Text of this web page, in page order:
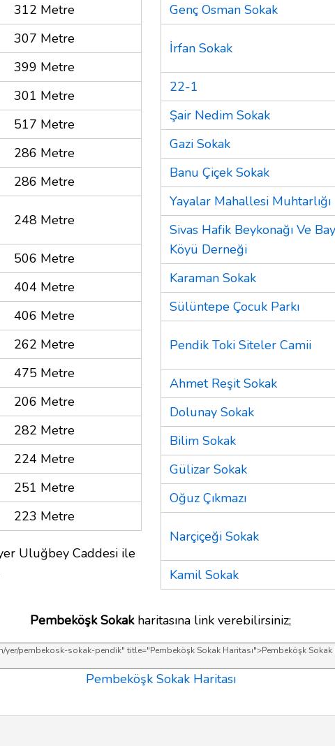
312 Metre
307 Metre
399 Metre
301 Metre
517 Metre
286 Metre
286 Metre
248 Metre
506 Metre
404 Metre
406 Metre
262 Metre
475 Metre
206 Metre
282 Metre
224 Metre
251 Metre
223 Metre
Uluğbey Caddesi ile
Genç Osman Sokak
İrfan Sokak
22-1
Şair Nedim Sokak
Gazi Sokak
Banu Çiçek Sokak
Yayalar Mahallesi Muhtarlığı
Sivas Hafik Beykonağı Ve
Köyü Derneği
Karaman Sokak
Sülüntepe Çocuk Parkı
Pendik Toki Siteler Camii
Ahmet Reşit Sokak
Dolunay Sokak
Bilim Sokak
Gülizar Sokak
Oğuz Çıkmazı
Narçiçeği Sokak
Kamil Sokak
Pembeköşk Sokakharitasına link verebilirsiniz;
Pembeköşk Sokak Haritası